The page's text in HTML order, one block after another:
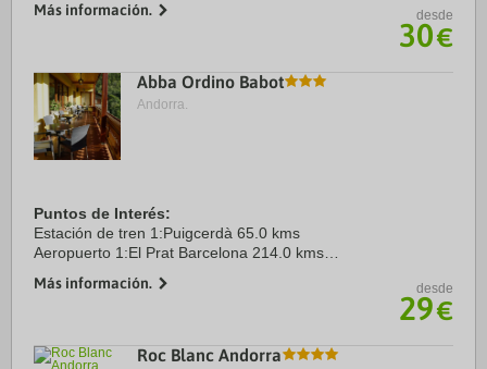
Estación de esquí de Pas de la Casa. ...
Más información. desde
30€
Abba Ordino Babot
Andorra.
Puntos de Interés:
Estación de tren 1:Puigcerdà 65.0 kms
Aeropuerto 1:El Prat Barcelona 214.0 kms
Centro Ciudad:Ordino 2.4 kms
Más información. desde
29€
Roc Blanc Andorra